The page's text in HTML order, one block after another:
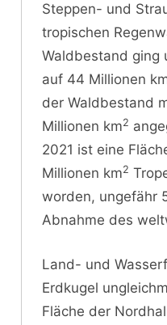
Steppen- und
tropischen
Waldbestand ging
auf 44 Millionen
der Waldbestand
Millionen km2
2021 ist eine
Millionen km2
worden, ungefähr
Abnahme des
Land- und
Erdkugel
Fläche der